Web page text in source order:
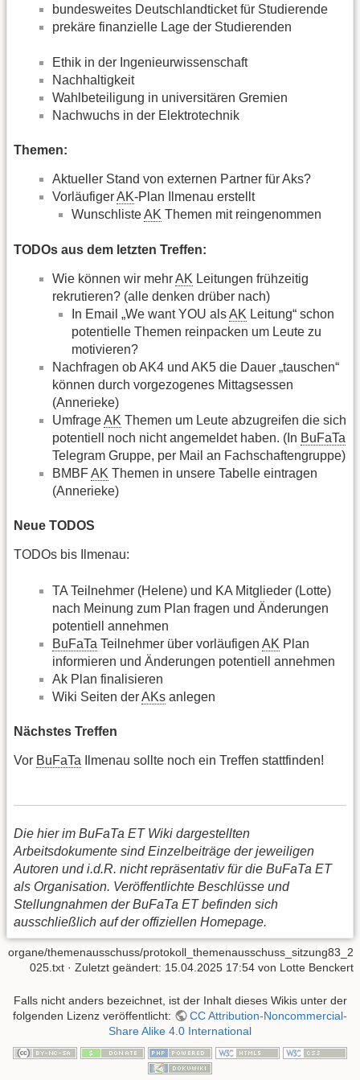
bundesweites Deutschlandticket für Studierende
prekäre finanzielle Lage der Studierenden
Ethik in der Ingenieurwissenschaft
Nachhaltigkeit
Wahlbeteiligung in universitären Gremien
Nachwuchs in der Elektrotechnik
Themen:
Aktueller Stand von externen Partner für Aks?
VorläufigerAK-Plan Ilmenau erstellt
WunschlisteAK Themen mit reingenommen
TODOs aus dem letzten Treffen:
Wie können wir mehrAK Leitungen frühzeitig
rekrutieren? (alle denken drüber nach)
In Email „We want YOU alsAK Leitung“ schon
potentielle Themen reinpacken um Leute zu
motivieren?
Nachfragen ob AK4 und AK5 die Dauer „tauschen“
können durch vorgezogenes Mittagsessen
(Annerieke)
UmfrageAK Themen um Leute abzugreifen die sich
potentiell noch nicht angemeldet haben. (In BuFaTa
Telegram Gruppe, per Mail an Fachschaftengruppe)
BMBFAK Themen in unsere Tabelle eintragen
(Annerieke)
Neue TODOS
TODOs bis Ilmenau:
TA Teilnehmer (Helene) und KA Mitglieder (Lotte)
nach Meinung zum Plan fragen und Änderungen
potentiell annehmen
BuFaTa Teilnehmer über vorläufigen AK Plan
informieren und Änderungen potentiell annehmen
Ak Plan finalisieren
Wiki Seiten derAKs anlegen
Nächstes Treffen
Vor BuFaTa Ilmenau sollte noch ein Treffen stattfinden!
Die hier im BuFaTa ET Wiki dargestellten
Arbeitsdokumente sind Einzelbeiträge der jeweiligen
Autoren und i.d.R. nicht repräsentativ für die BuFaTa ET
als Organisation. Veröffentlichte Beschlüsse und
Stellungnahmen der BuFaTa ET befinden sich
ausschließlich auf der offiziellen Homepage.
organe/themenausschuss/protokoll_themenausschuss_sitzung83_2
025.txt · Zuletzt geändert: 15.04.2025 17:54 von Lotte Benckert
Falls nicht anders bezeichnet, ist der Inhalt dieses Wikis unter der
folgenden Lizenz veröffentlicht:
CC Attribution-Noncommercial-
Share Alike 4.0 International